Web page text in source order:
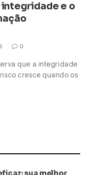
integridade e o
0
que a integridade
cresce quando os